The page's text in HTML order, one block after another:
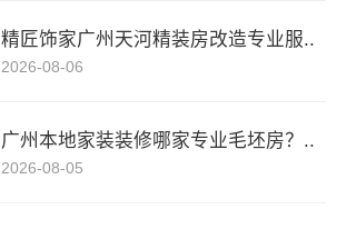
精匠饰家广州天河精装房改造专业服..
2026-08-06
广州本地家装装修哪家专业毛坯房？..
2026-08-05